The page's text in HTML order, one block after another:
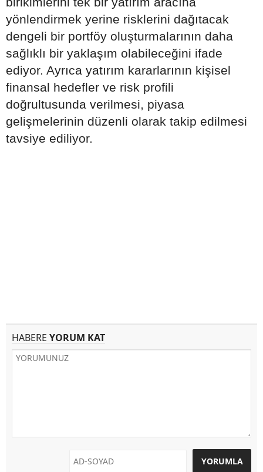
yönlendirmek yerine risklerini dağıtacak
dengeli bir portföy oluşturmalarının daha
sağlıklı bir yaklaşım olabileceğini ifade
ediyor. Ayrıca yatırım kararlarının kişisel
finansal hedefler ve risk profili
doğrultusunda verilmesi, piyasa
gelişmelerinin düzenli olarak takip edilmesi
tavsiye ediliyor.
HABERE YORUM KAT